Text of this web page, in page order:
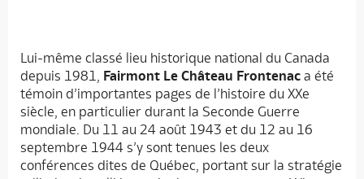
Lui-même classé lieu historique national du Canada
depuis 1981, Fairmont Le Château Frontenac a été
témoin d’importantes pages de l’histoire du XXe
siècle, en particulier durant la Seconde Guerre
mondiale. Du 11 au 24 août 1943 et du 12 au 16
septembre 1944 s’y sont tenues les deux
conférences dites de Québec, portant sur la stratégie